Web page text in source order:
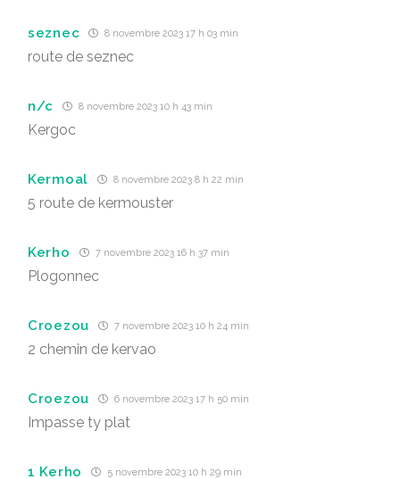
seznec 8 novembre 2023 17 h 03 min
route de seznec
n/c 8 novembre 2023 10 h 43 min
Kergoc
Kermoal 8 novembre 2023 8 h 22 min
5 route de kermouster
Kerho 7 novembre 2023 16 h 37 min
Plogonnec
Croezou 7 novembre 2023 10 h 24 min
2 chemin de kervao
Croezou 6 novembre 2023 17 h 50 min
Impasse ty plat
1 Kerho 5 novembre 2023 10 h 29 min